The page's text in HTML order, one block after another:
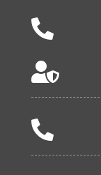


